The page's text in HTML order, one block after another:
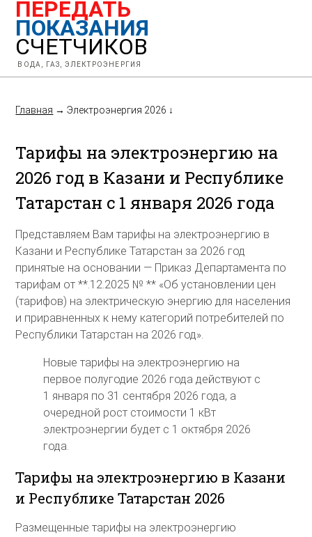
ПЕРЕДАТЬ
ПОКАЗАНИЯ
СЧЕТЧИКОВ
ВОДА, ГАЗ, ЭЛЕКТРОЭНЕРГИЯ
Главная →Электроэнергия 2026 ↓
Тарифы на электроэнергию на
2026 год в Казани и Республике
Татарстан с 1 января 2026 года
Представляем Вам тарифы на электроэнергию в
Казани и Республике Татарстан за 2026 год
принятые на основании — Приказ Департамента по
тарифам от **.12.2025 № ** «Об установлении цен
(тарифов) на электрическую энергию для населения
и приравненных к нему категорий потребителей по
Республики Татарстан на 2026 год».
Новые тарифы на электроэнергию на
первое полугодие 2026 года действуют с
1 января по 31 сентября 2026 года, а
очередной рост стоимости 1 кВт
электроэнергии будет с 1 октября 2026
года.
Тарифы на электроэнергию в Казани
и Республике Татарстан 2026
Размещенные тарифы на электроэнергию